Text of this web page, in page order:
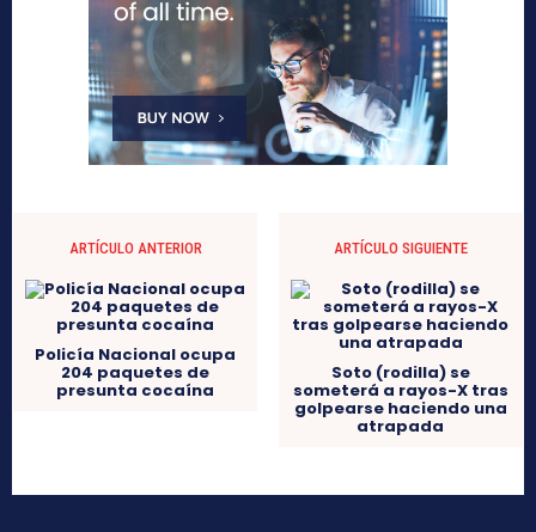
ARTÍCULO ANTERIOR
Policía Nacional ocupa
204 paquetes de
presunta cocaína
ARTÍCULO SIGUIENTE
Soto (rodilla) se
someterá a rayos-X tras
golpearse haciendo una
atrapada